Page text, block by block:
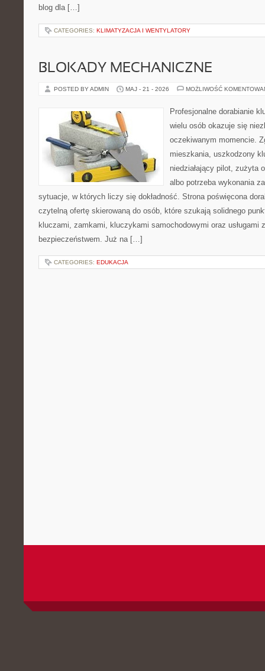
blog dla […]
CATEGORIES: KLIMATYZACJA I WENTYLATORY
BLOKADY MECHANICZNE
POSTED BY ADMIN MAJ - 21 - 2026 MOŻLIWOŚĆ
Profesjonalne dorabianie
wielu osób okazuje się
oczekiwanym momencie.
mieszkania, uszkodzony
niedziałający pilot, zużyta
albo potrzeba wykonania
sytuacje, w których liczy się dokładność. Strona poświęcona
czytelną ofertę skierowaną do osób, które szukają solidnego
kluczami, zamkami, kluczykami samochodowymi oraz usługami
bezpieczeństwem. Już na […]
CATEGORIES: EDUKACJA